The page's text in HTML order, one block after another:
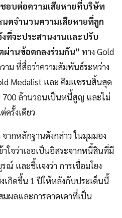
อบต่อความเสียหายที่บริษัท
ดจำนวนความเสียหายที่ลูก
ที่จะประสานงานและปรับ
านข้อตกลงร่วมกัน” ทาง Gold
าม ที่สื่อว่าความสัมพันธ์ระหว่าง
Medalist และ คิมแซรนสิ้นสุด
700 ล้านวอนเป็นหนี้สูญ และไม่
ครั้งเดียว
ากหลักฐานดังกล่าว ในมุมมอง
ใจว่าเธอเป็นอิสระจากหนี้สินที่มี
ณ์ และชี้แจงว่า การเชื่อมโยง
เกิดขึ้น 1 ปีให้หลังกับประเด็นนี้
ผลและการคาดเดาที่เป็น